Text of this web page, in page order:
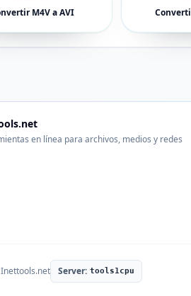
M4V a AVI
en línea para archivos, medios y redes
Server: tools1cpu